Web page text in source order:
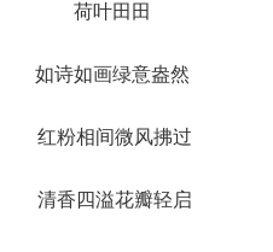
荷叶田田
如诗如画绿意盎然
红粉相间微风拂过
清香四溢花瓣轻启